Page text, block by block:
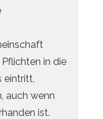
in die
eintritt,
auch wenn
ist.